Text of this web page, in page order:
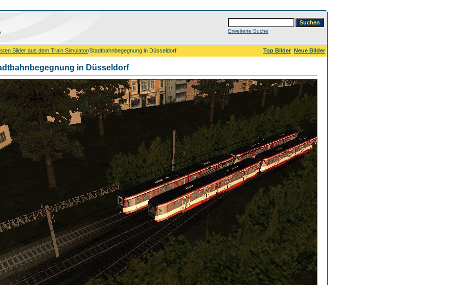
Erweiterte Suche
Bilder aus dem Train Simulator/Stadtbahnbegegnung in Düsseldorf Top Bilder Neue Bilder
in Düsseldorf